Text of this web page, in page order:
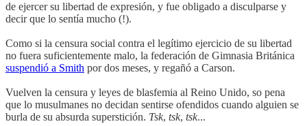
de ejercer su libertad de expresión, y fue obligado a disculparse y
decir que lo sentía mucho (!).
Como si la censura social contra el legítimo ejercicio de su libertad
no fuera suficientemente malo, la federación de Gimnasia Británica
suspendió a Smith por dos meses, y regañó a Carson.
Vuelven la censura y leyes de blasfemia al Reino Unido, so pena
que lo musulmanes no decidan sentirse ofendidos cuando alguien se
burla de su absurda superstición. Tsk, tsk, tsk...